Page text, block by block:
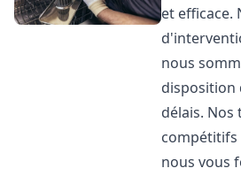
et efficace.
nous
disposition
délais.
nous vous